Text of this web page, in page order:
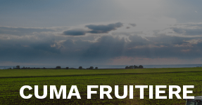
CUMA FRUITIERE